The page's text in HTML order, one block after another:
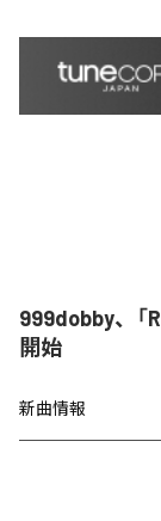
999dobby、「
開始
新曲情報